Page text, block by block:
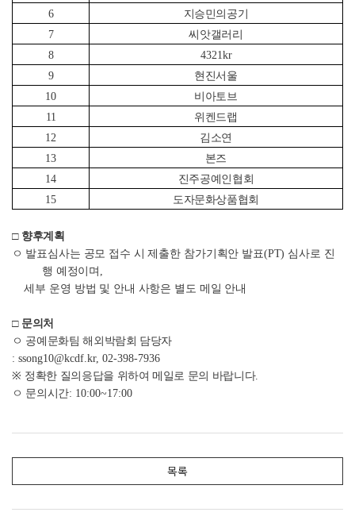
6
지승민의공기
7
씨앗갤러리
8
4321kr
9
현진서울
10
비아토브
11
위켄드랩
12
김소연
13
본즈
14
진주공예인협회
15
도자문화상품협회
□ 향후계획
ㅇ 발표심사는 공모 접수 시 제출한 참가기획안 발표(PT) 심사로 진
행 예정이며,
세부 운영 방법 및 안내 사항은 별도 메일 안내
□ 문의처
ㅇ 공예문화팀 해외박람회 담당자
: ssong10@kcdf.kr, 02-398-7936
※ 정확한 질의응답을 위하여 메일로 문의 바랍니다.
ㅇ 문의시간: 10:00~17:00
목록